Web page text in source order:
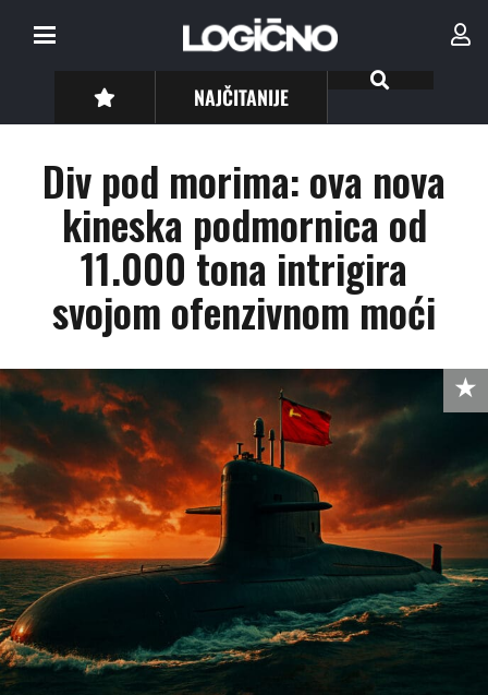
NAJČITANIJE
Div pod morima: ova nova
kineska podmornica od
11.000 tona intrigira
svojom ofenzivnom moći